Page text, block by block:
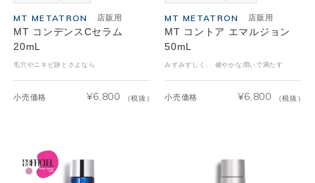
MT METATRON 店販用
MT コンデンスCセラム
20mL
毛穴やニキビ跡とさよなら
小売価格 ¥6,800 （税抜）
MT METATRON 店販用
MT コントア エマルジョン
50mL
みずみずしく、 健やかな潤いで満たす
小売価格 ¥6,800 （税抜）